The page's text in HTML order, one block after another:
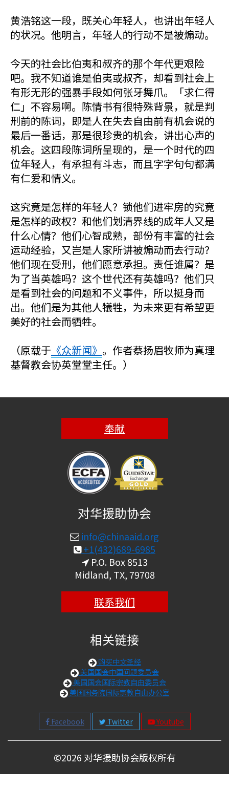
黄浩铭这一段，既关心年轻人，也讲出年轻人
的状况。他明言，年轻人的行动不是被煽动。
今天的社会比伯夷和叔齐的那个年代更艰险
吧。我不知道谁是伯夷或叔齐，却看到社会上
有形无形的强暴手段如何张牙舞爪。「求仁得
仁」不容易啊。陈情书有很特殊背景，就是判
刑前的陈词，即是人在失去自由前有机会说的
最后一番话，那是很珍贵的机会，讲出心声的
机会。这四段陈词所呈现的，是一个时代的四
位年轻人，有承担有斗志，而且字字句句都满
有仁爱和情义。
这究竟是怎样的年轻人？锁他们进牢房的究竟
是怎样的政权？和他们划清界线的成年人又是
什么心情？他们心智成熟，部份有丰富的社会
运动经验，又岂是人家所讲被煽动而去行动？
他们现在受刑，他们愿意承担。责任谁属？是
为了当英雄吗？这个世代还有英雄吗？他们只
是看到社会的问题和不义事件，所以挺身而
出。他们是为其他人犠牲，为未来更有希望更
美好的社会而牺牲。
（原载于 《众新闻》 。作者蔡扬眉牧师为真理
基督教会协英堂堂主任。）
奉献
对华援助协会
info@chinaaid.org
+1(432)689-6985
P.O. Box 8513
Midland, TX, 79708
联系我们
相关链接
购买中文圣经
美国国会中国问题委员会
美国国会国际宗教自由委员会
美国国务院国际宗教自由办公室
Facebook Twitter Youtube
©2026 对华援助协会版权所有